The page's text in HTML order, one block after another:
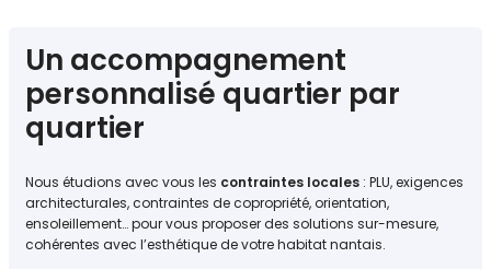
Un accompagnement
personnalisé quartier par
quartier
Nous étudions avec vous les contraintes locales : PLU, exigences
architecturales, contraintes de copropriété, orientation,
ensoleillement… pour vous proposer des solutions sur-mesure,
cohérentes avec l’esthétique de votre habitat nantais.